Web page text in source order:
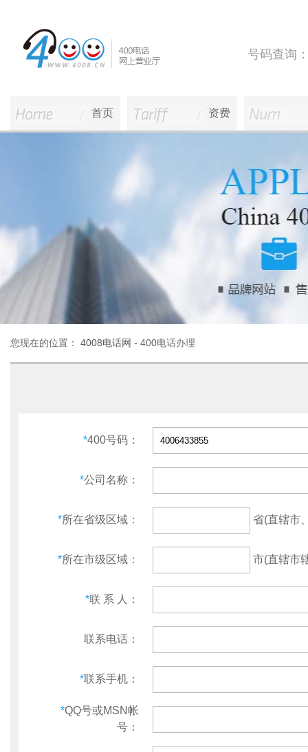
号码查询
首页 资费
您现在的位置： 4008电话网 - 400电话办理
*400号码：
*公司名称：
*所在省级区域： 省(直辖市
*所在市级区域： 市(直辖市
*联 系 人：
联系电话：
*联系手机：
*QQ号或MSN帐
号：